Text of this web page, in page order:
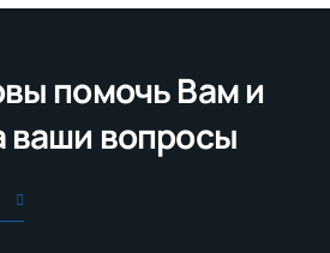
помочь Вам и
ваши вопросы